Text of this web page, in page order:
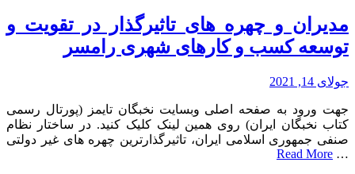
های
تاثیرگذار
در
کسب
و
کارهای
مدیران و چهره های تاثیرگذار در تقویت و
توسعه کسب و کارهای شهری رامسر
جولای 14, 2021
جهت ورود به صفحه اصلی وبسایت نخبگان تایمز (پورتال رسمی
کتاب نخبگان ایران) روی همین لینک کلیک کنید. در ساختار نظام
صنفی جمهوری اسلامی ایران، تاثیرگذارترین چهره های غیر دولتی
…
Read More